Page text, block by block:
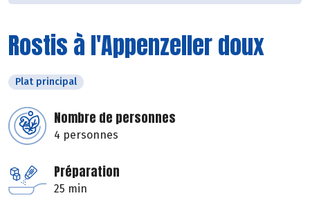
Rostis à l'Appenzeller doux
Plat principal
Nombre de personnes
4 personnes
Préparation
25 min